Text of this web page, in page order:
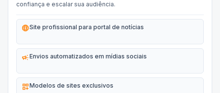
confiança e escalar sua audiência.
languageSite profissional para portal de notícias
campaignEnvios automatizados em mídias sociais
dashboard_customizeModelos de sites exclusivos